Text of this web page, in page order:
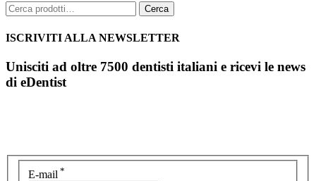
Cerca: Cerca
ISCRIVITI ALLA NEWSLETTER
Unisciti ad oltre 7500 dentisti italiani e ricevi le news
di eDentist
E-mail *